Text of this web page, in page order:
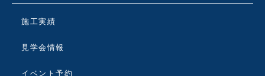
施工実績
見学会情報
イベント予約